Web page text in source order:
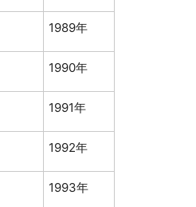
1989年
1990年
1991年
1992年
1993年